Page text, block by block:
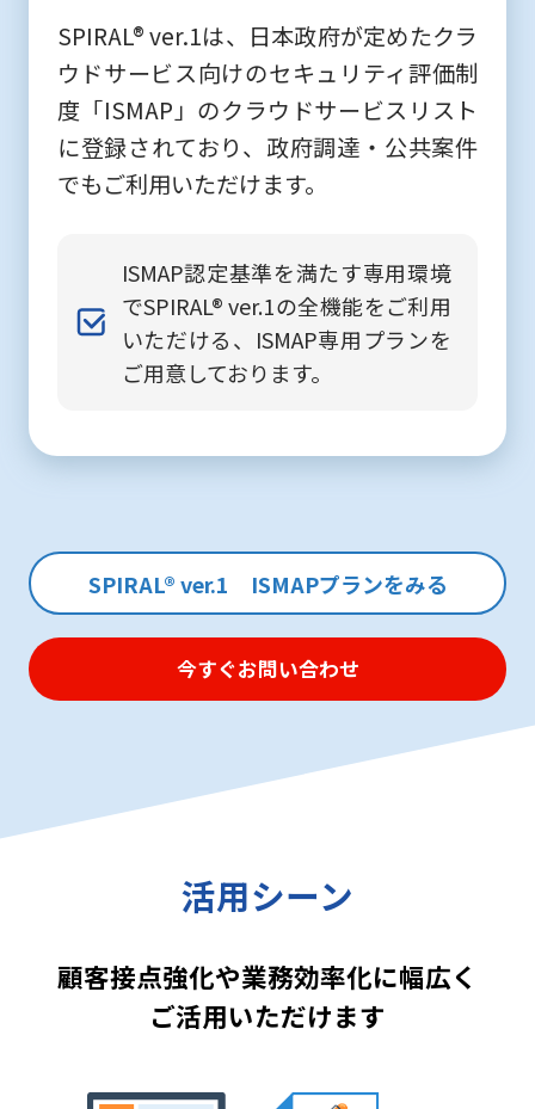
SPIRAL® ver.1は、日本政府が定めたクラ
ウドサービス向けのセキュリティ評価制
度「ISMAP」のクラウドサービスリスト
に登録されており、政府調達・公共案件
でもご利用いただけます。
ISMAP認定基準を満たす専用環境
でSPIRAL® ver.1の全機能をご利用
いただける、ISMAP専用プランを
ご用意しております。
SPIRAL®︎ ver.1 ISMAPプランをみる
今すぐお問い合わせ
活用シーン
顧客接点強化や業務効率化に幅広く
ご活用いただけます